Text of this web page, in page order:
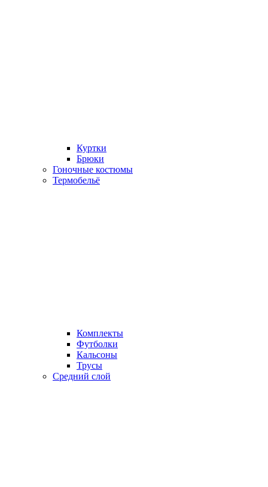
Куртки
Брюки
Гоночные костюмы
Термобельё
Комплекты
Футболки
Кальсоны
Трусы
Средний слой